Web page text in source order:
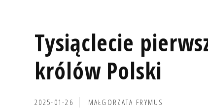
Tysiąclecie
królów Polski
2025-01-26 MAŁGORZATA FRYMUS